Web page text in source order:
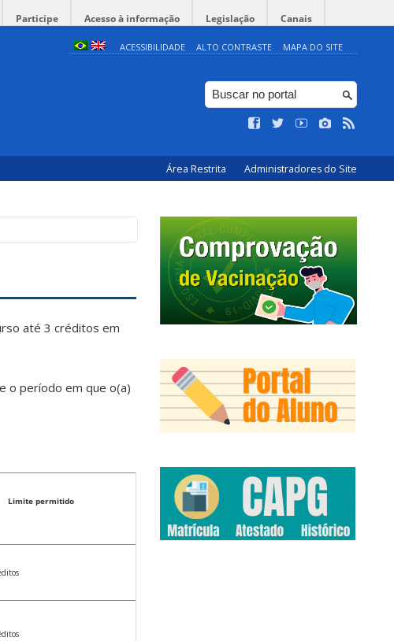
Participe Acesso à informação Legislação Canais
ACESSIBILIDADE ALTO CONTRASTE MAPA DO SITE
Área Restrita Administradores do Site
até 3 créditos em
o período em que o(a)
Limite permitido